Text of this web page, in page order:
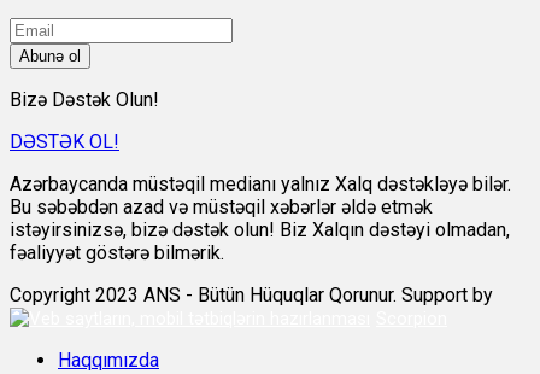
Abunə ol
Bizə Dəstək Olun!
DƏSTƏK OL!
Azərbaycanda müstəqil medianı yalnız Xalq dəstəkləyə bilər.
Bu səbəbdən azad və müstəqil xəbərlər əldə etmək
istəyirsinizsə, bizə dəstək olun! Biz Xalqın dəstəyi olmadan,
fəaliyyət göstərə bilmərik.
Copyright 2023 ANS - Bütün Hüquqlar Qorunur. Support by
Haqqımızda